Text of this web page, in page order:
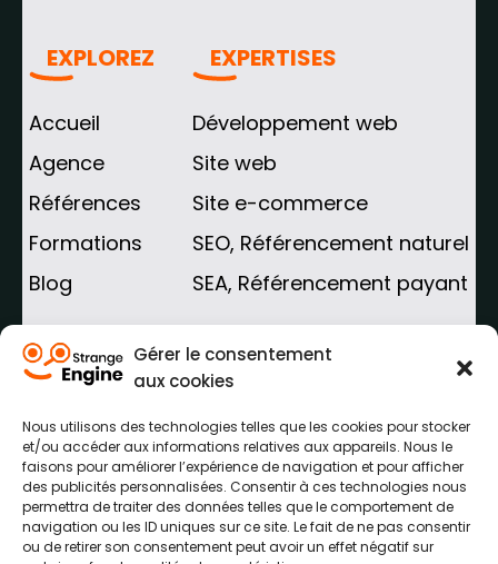
Gérer le consentement
aux cookies
Nous utilisons des technologies telles que les cookies pour stocker
et/ou accéder aux informations relatives aux appareils. Nous le
faisons pour améliorer l’expérience de navigation et pour afficher
des publicités personnalisées. Consentir à ces technologies nous
permettra de traiter des données telles que le comportement de
navigation ou les ID uniques sur ce site. Le fait de ne pas consentir
ou de retirer son consentement peut avoir un effet négatif sur
EXPLOREZ
Accueil
Agence
Références
Formations
Blog
EXPERTISES
Développement web
Site web
Site e-commerce
SEO, Référencement naturel
SEA, Référencement payant
AGENCE WEB HAUTS-DE-FRANCE
Agence web Lens
Agence web Béthune
Agence web Douai